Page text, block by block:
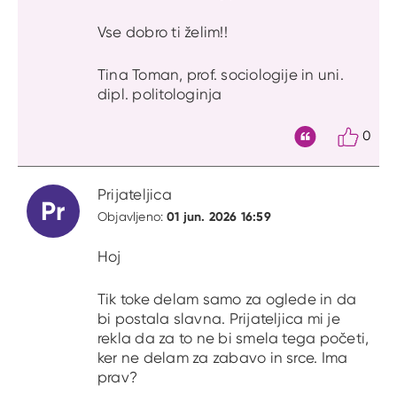
Vse dobro ti želim!!
Tina Toman, prof. sociologije in uni.
dipl. politologinja
0
Pr
Prijateljica
Objavljeno:01 jun. 2026 16:59
Hoj
Tik toke delam samo za oglede in da
bi postala slavna. Prijateljica mi je
rekla da za to ne bi smela tega početi,
ker ne delam za zabavo in srce. Ima
prav?